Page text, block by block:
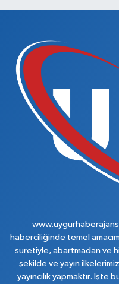
haberciliğinde temel
suretiyle, abartmadan ve
şekilde ve yayın
yayıncılık yapmaktır. İşte